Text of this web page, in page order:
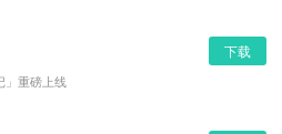
」重磅上线
下载